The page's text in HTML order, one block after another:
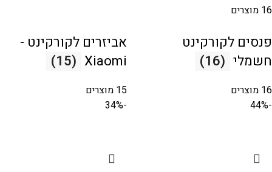
16 מוצרים
פנסים לקורקינט
חשמלי (16)
16 מוצרים
אביזרים לקורקינט -
Xiaomi
(15)
15 מוצרים
-44%
-34%